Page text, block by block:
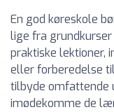
En god køreskole
lige fra
praktiske lektioner,
eller forberedelse
tilbyde omfattende
imødekomme de